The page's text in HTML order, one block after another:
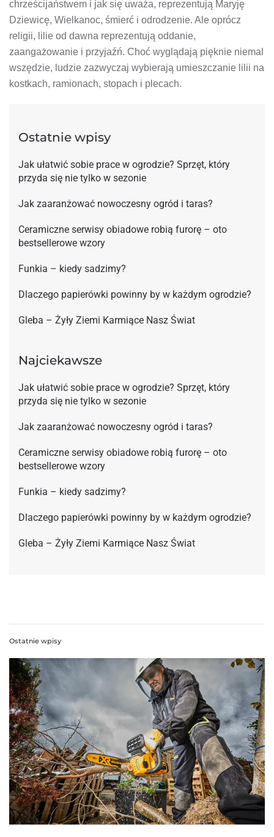
chrześcijaństwem i jak się uważa, reprezentują Maryję
Dziewicę, Wielkanoc, śmierć i odrodzenie. Ale oprócz
religii, lilie od dawna reprezentują oddanie,
zaangażowanie i przyjaźń. Choć wyglądają pięknie niemal
wszędzie, ludzie zazwyczaj wybierają umieszczanie lilii na
kostkach, ramionach, stopach i plecach.
Ostatnie wpisy
Jak ułatwić sobie prace w ogrodzie? Sprzęt, który
przyda się nie tylko w sezonie
Jak zaaranżować nowoczesny ogród i taras?
Ceramiczne serwisy obiadowe robią furorę – oto
bestsellerowe wzory
Funkia – kiedy sadzimy?
Dlaczego papierówki powinny by w każdym ogrodzie?
Gleba – Żyły Ziemi Karmiące Nasz Świat
Najciekawsze
Jak ułatwić sobie prace w ogrodzie? Sprzęt, który
przyda się nie tylko w sezonie
Jak zaaranżować nowoczesny ogród i taras?
Ceramiczne serwisy obiadowe robią furorę – oto
bestsellerowe wzory
Funkia – kiedy sadzimy?
Dlaczego papierówki powinny by w każdym ogrodzie?
Gleba – Żyły Ziemi Karmiące Nasz Świat
Ostatnie wpisy